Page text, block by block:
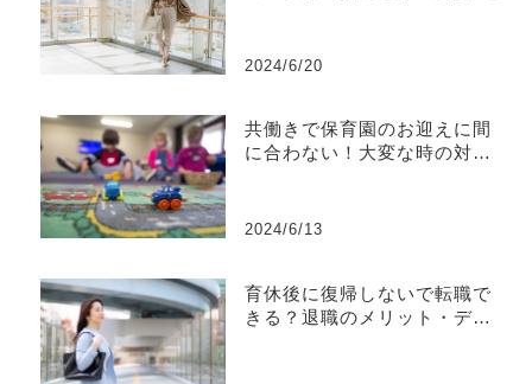
2024/6/20
共働きで保育園のお迎えに間
に合わない！大変な時の対処
2024/6/13
育休後に復帰しないで転職で
きる？退職のメリット・デメ